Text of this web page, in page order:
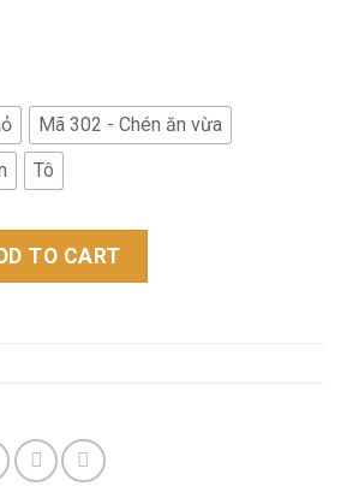
Mã 302 - Chén ăn vừa
Tô
quantity
TO CART